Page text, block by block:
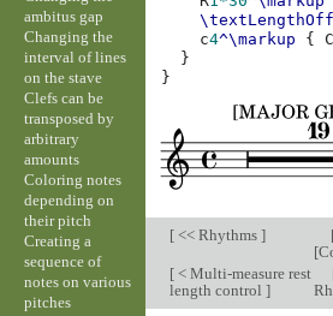
\textLengthOff
c4^\markup {
}
}
[<< Rhythms ]
[
[< Multi-measure rest
length control ]
ambitus gap
Changing the
interval of lines
on the stave
Clefs can be
transposed by
arbitrary
amounts
Coloring notes
depending on
their pitch
Creating a
sequence of
notes on various
pitches